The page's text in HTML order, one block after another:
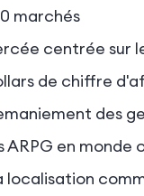
marchés
centrée sur
de chiffre
des
ARPG en
localisation